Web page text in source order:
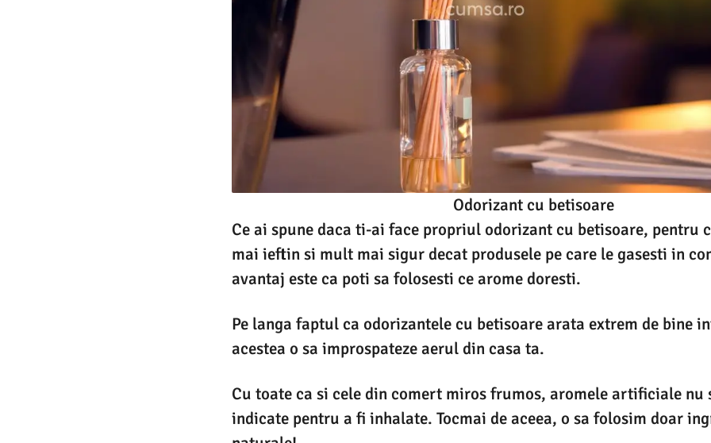
Odorizant cu betisoare
Ce ai spune daca ti-ai face propriul odorizant cu betisoare, pentru
mai ieftin si mult mai sigur decat produsele pe care le gasesti in
avantaj este ca poti sa folosesti ce arome doresti.
Pe langa faptul ca odorizantele cu betisoare arata extrem de bine
acestea o sa improspateze aerul din casa ta.
Cu toate ca si cele din comert miros frumos, aromele artificiale nu
indicate pentru a fi inhalate. Tocmai de aceea, o sa folosim doar